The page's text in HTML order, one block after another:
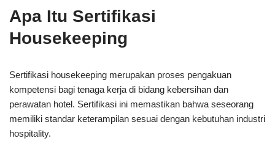
Apa Itu Sertifikasi
Housekeeping
Sertifikasi housekeeping merupakan proses pengakuan
kompetensi bagi tenaga kerja di bidang kebersihan dan
perawatan hotel. Sertifikasi ini memastikan bahwa seseorang
memiliki standar keterampilan sesuai dengan kebutuhan industri
hospitality.